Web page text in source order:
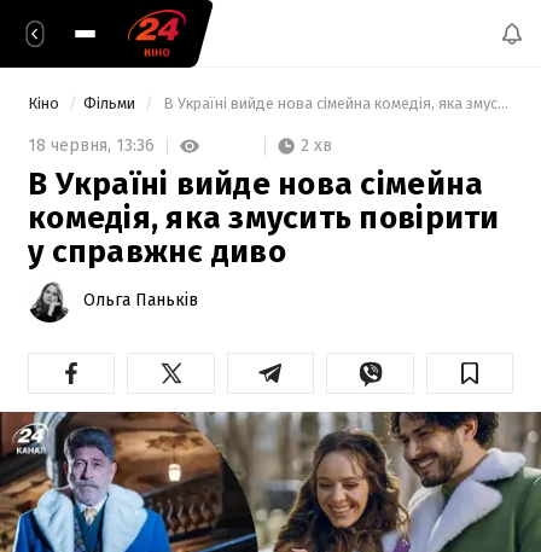
Кіно Фільми В Україні вийде нова сімейна комедія, яка змусить повірити у справжнє диво
18 червня, 13:36 2 хв
В Україні вийде нова сімейна
комедія, яка змусить повірити
у справжнє диво
Ольга Паньків